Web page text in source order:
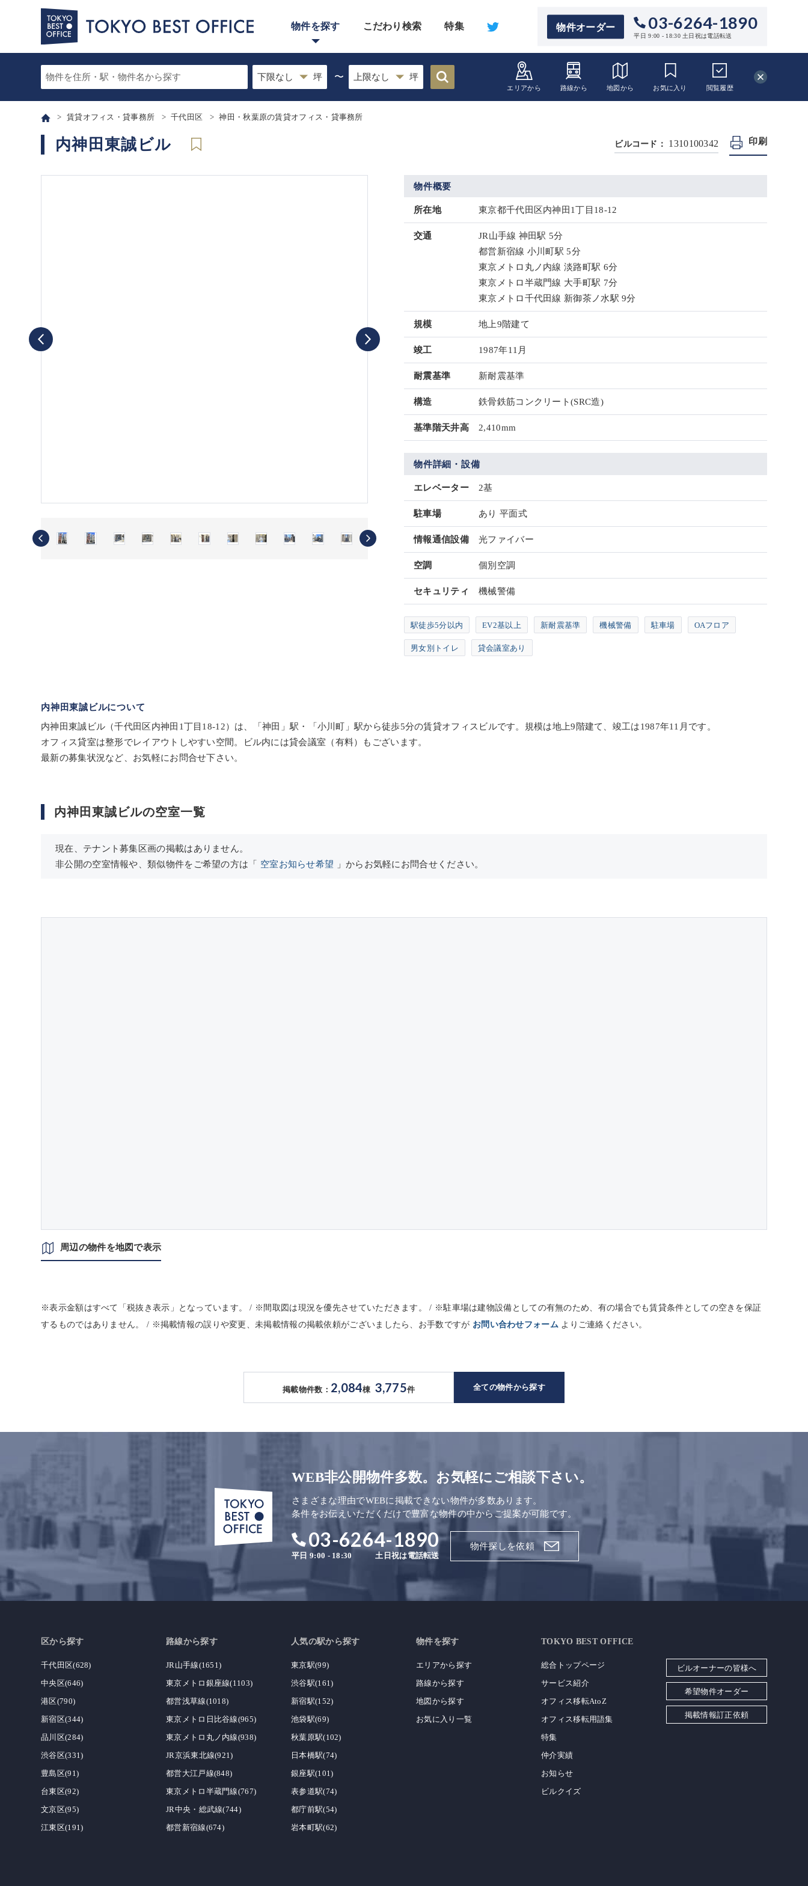
物件オーダー 03-6264-1890
平日 9:00 - 18:30 土日祝は電話転送
物件を探す こだわり検索 特集
エリアから 路線から 地図から お気に入り 閲覧履歴
〜
賃貸オフィス・貸事務所 千代田区 神田・秋葉原の賃貸オフィス・貸事務所
内神田東誠ビル ビルコード： 1310100342 印刷
物件概要
所在地 東京都千代田区内神田1丁目18-12
交通
JR山手線 神田駅 5分
都営新宿線 小川町駅 5分
東京メトロ丸ノ内線 淡路町駅 6分
東京メトロ半蔵門線 大手町駅 7分
東京メトロ千代田線 新御茶ノ水駅 9分
規模 地上9階建て
竣工 1987年11月
耐震基準 新耐震基準
構造 鉄骨鉄筋コンクリート(SRC造)
基準階天井高 2,410mm
物件詳細・設備
エレベーター 2基
駐車場 あり 平面式
情報通信設備 光ファイバー
空調 個別空調
セキュリティ 機械警備
駅徒歩5分以内 EV2基以上 新耐震基準 機械警備 駐車場 OAフロア
男女別トイレ 貸会議室あり
内神田東誠ビルについて
内神田東誠ビル（千代田区内神田1丁目18-12）は、「神田」駅・「小川町」駅から徒歩5分の賃貸オフィスビルです。規模は地上9階建て、竣工は1987年11月です。
オフィス貸室は整形でレイアウトしやすい空間。ビル内には貸会議室（有料）もございます。
最新の募集状況など、お気軽にお問合せ下さい。
内神田東誠ビルの空室一覧
現在、テナント募集区画の掲載はありません。
非公開の空室情報や、類似物件をご希望の方は「 空室お知らせ希望 」からお気軽にお問合せください。
周辺の物件を地図で表示
※表示金額はすべて「税抜き表示」となっています。 / ※間取図は現況を優先させていただきます。 / ※駐車場は建物設備としての有無のため、有の場合でも賃貸条件としての空きを保証
するものではありません。 / ※掲載情報の誤りや変更、未掲載情報の掲載依頼がございましたら、お手数ですが お問い合わせフォームよりご連絡ください。
掲載物件数： 2,084棟 3,775件 全ての物件から探す
WEB非公開物件多数。お気軽にご相談下さい。
さまざまな理由でWEBに掲載できない物件が多数あります。
条件をお伝えいただくだけで豊富な物件の中からご提案が可能です。
03-6264-1890
平日 9:00 - 18:30 土日祝は電話転送
物件探しを依頼
区から探す
千代田区(628)
中央区(646)
港区(790)
新宿区(344)
品川区(284)
渋谷区(331)
豊島区(91)
台東区(92)
文京区(95)
江東区(191)
路線から探す
JR山手線(1651)
東京メトロ銀座線(1103)
都営浅草線(1018)
東京メトロ日比谷線(965)
東京メトロ丸ノ内線(938)
JR京浜東北線(921)
都営大江戸線(848)
東京メトロ半蔵門線(767)
JR中央・総武線(744)
都営新宿線(674)
人気の駅から探す
東京駅(99)
渋谷駅(161)
新宿駅(152)
池袋駅(69)
秋葉原駅(102)
日本橋駅(74)
銀座駅(101)
表参道駅(74)
都庁前駅(54)
岩本町駅(62)
物件を探す
エリアから探す
路線から探す
地図から探す
お気に入り一覧
TOKYO BEST OFFICE
総合トップページ
サービス紹介
オフィス移転AtoZ
オフィス移転用語集
特集
仲介実績
お知らせ
ビルクイズ
ビルオーナーの皆様へ
希望物件オーダー
掲載情報訂正依頼